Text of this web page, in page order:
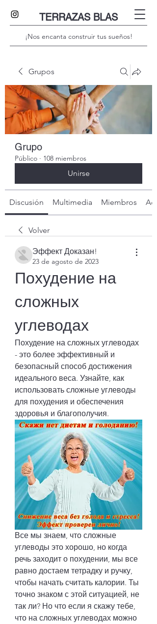
TERRAZAS BLAS
¡Nos encanta construir tus sueños!
Grupos
Grupo
Público · 108 miembros
Unirse
Discusión Multimedia Miembros
Volver
Эффект Доказан!
23 de agosto de 2023
Похудение на
сложных
углеводах
Похудение на сложных углеводах
- это более эффективный и
безопасный способ достижения
идеального веса. Узнайте, как
использовать сложные углеводы
для похудения и обеспечения
здоровья и благополучия.
Все мы знаем, что сложные
углеводы это хорошо, но когда
речь заходит о похудении, мы все
равно достаем тетрадку и ручку,
чтобы начать считать калории. Ты
точно знаком с этой ситуацией, не
так ли? Но что если я скажу тебе,
что на сложных углеводах можно